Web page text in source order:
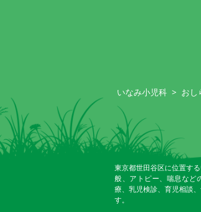
いなみ小児科 > おし
東京都世田谷区に位置す
般、アトピー、喘息など
療、乳児検診、育児相談
す。